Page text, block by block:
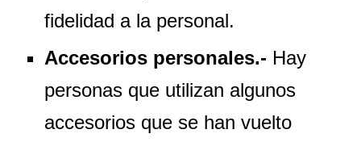
fidelidad a la personal.
Accesorios personales.- Hay
personas que utilizan algunos
accesorios que se han vuelto